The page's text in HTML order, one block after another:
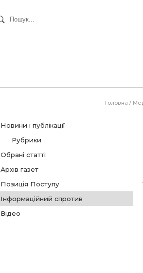
Головна /
Новини і публікації
Рубрики
Обрані статті
Архів газет
Позиція Поступу
Інформаційний спротив
Відео